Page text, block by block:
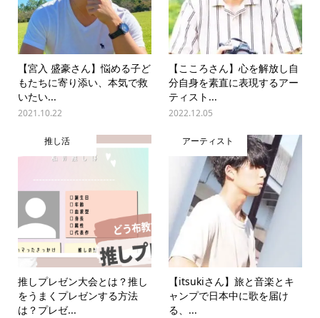
【宮入 盛豪さん】悩める子ど
もたちに寄り添い、本気で救
いたい...
2021.10.22
【こころさん】心を解放し自
分自身を素直に表現するアー
ティスト...
2022.12.05
推し活
推しプレゼン大会とは？推し
をうまくプレゼンする方法
は？プレゼ...
アーティスト
【itsukiさん】旅と音楽とキ
ャンプで日本中に歌を届け
る、...